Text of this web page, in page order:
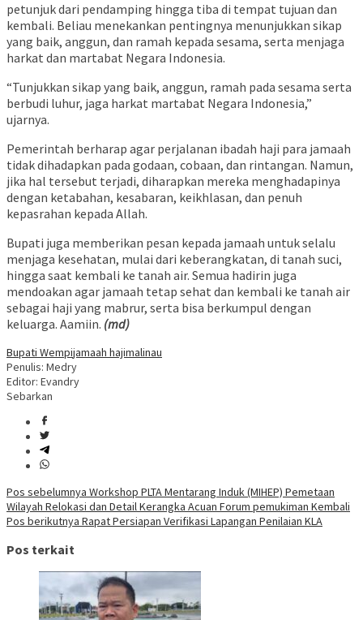
petunjuk dari pendamping hingga tiba di tempat tujuan dan
kembali. Beliau menekankan pentingnya menunjukkan sikap
yang baik, anggun, dan ramah kepada sesama, serta menjaga
harkat dan martabat Negara Indonesia.
“Tunjukkan sikap yang baik, anggun, ramah pada sesama serta
berbudi luhur, jaga harkat martabat Negara Indonesia,”
ujarnya.
Pemerintah berharap agar perjalanan ibadah haji para jamaah
tidak dihadapkan pada godaan, cobaan, dan rintangan. Namun,
jika hal tersebut terjadi, diharapkan mereka menghadapinya
dengan ketabahan, kesabaran, keikhlasan, dan penuh
kepasrahan kepada Allah.
Bupati juga memberikan pesan kepada jamaah untuk selalu
menjaga kesehatan, mulai dari keberangkatan, di tanah suci,
hingga saat kembali ke tanah air. Semua hadirin juga
mendoakan agar jamaah tetap sehat dan kembali ke tanah air
sebagai haji yang mabrur, serta bisa berkumpul dengan
keluarga. Aamiin. (md)
Bupati Wempijamaah hajimalinau
Penulis: Medry
Editor: Evandry
Sebarkan
Navigasi
pos
Pos sebelumnya Workshop PLTA Mentarang Induk (MIHEP) Pemetaan
Wilayah Relokasi dan Detail Kerangka Acuan Forum pemukiman Kembali
Pos berikutnya Rapat Persiapan Verifikasi Lapangan Penilaian KLA
Pos terkait